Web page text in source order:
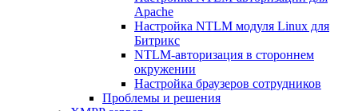
Apache
Настройка NTLM модуля Linux для
Битрикс
NTLM-авторизация в стороннем
окружении
Настройка браузеров сотрудников
Проблемы и решения